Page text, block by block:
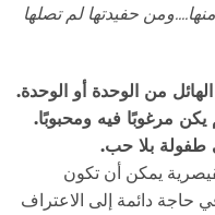
منها....ومن حفيدتها لم تصلها
من الوحدة أو الوحدة.
يكن مرغوبًا فيه ومحبوبًا.
طفولة بلا حب.
يمكن أن تكون
حاجة دائمة إلى الاعتراف